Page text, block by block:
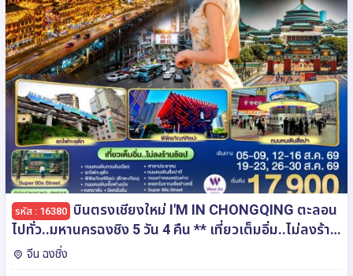
รหัส : 16380 บินตรงเชียงใหม่ I'M IN CHONGQING ตะลอน
ไปทั่ว..มหานครฉงชิง 5 วัน 4 คืน ** เที่ยวเต็มอิ่ม..ไม่ลงร้าน
ช้อป** โดยสายการบิน West Air (PN)
จีน ฉงชิ่ง